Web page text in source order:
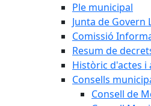
Ple municipal
Junta de Govern
Comissió
Resum de
Històric d'actes i
Consells
Consell de